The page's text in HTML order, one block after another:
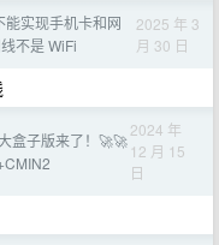
实现手机卡和网
不是 WiFi
2025 年 3
月 30 日
盒子版来了！🚀🚀2024 年
12 月 15
日